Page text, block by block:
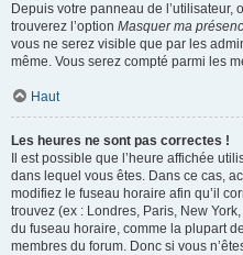
Depuis votre panneau de l’utilisateur,
trouverez l’option Masquer ma
vous ne serez visible que par les
même. Vous serez compté parmi les
Haut
Les heures ne sont pas correctes !
Il est possible que l’heure affichée
dans lequel vous êtes. Dans ce cas,
modifiez le fuseau horaire afin qu’il
trouvez (ex : Londres, Paris, New
du fuseau horaire, comme la plupart
membres du forum. Donc si vous